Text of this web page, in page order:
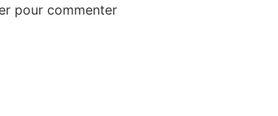
pour commenter